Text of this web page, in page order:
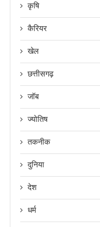
कृषि
कैरियर
खेल
छत्तीसगढ़
जॉब
ज्योतिष
तकनीक
दुनिया
देश
धर्म